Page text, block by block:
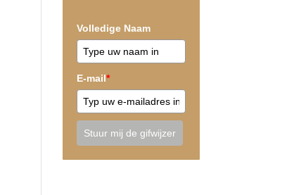
Volledige Naam
E-mail*
Stuur mij de gifwijzer